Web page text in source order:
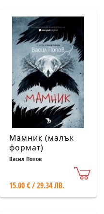
Мамник (малък
формат)
Васил Попов
15.00 € / 29.34 ЛВ.